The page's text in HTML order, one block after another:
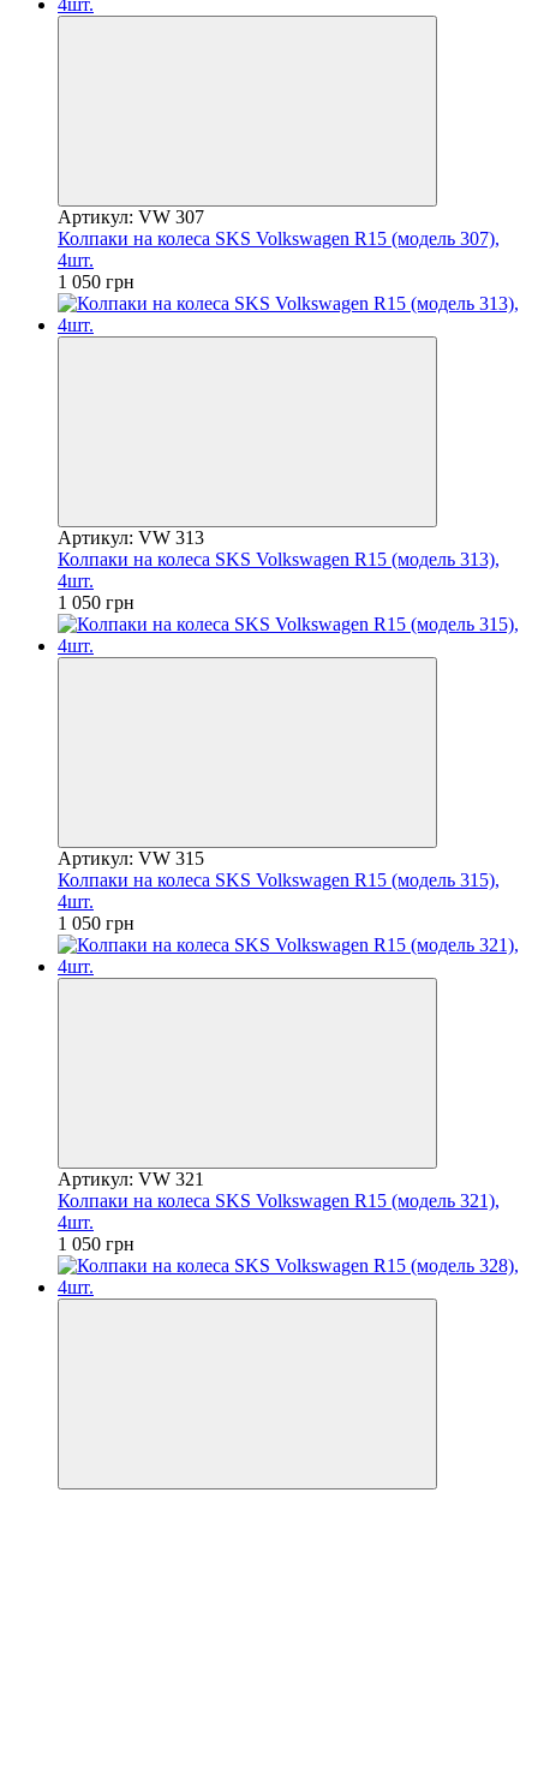
Артикул: VW 307
Колпаки на колеса SKS Volkswagen R15 (модель 307),
4шт.
1 050 грн
Артикул: VW 313
Колпаки на колеса SKS Volkswagen R15 (модель 313),
4шт.
1 050 грн
Артикул: VW 315
Колпаки на колеса SKS Volkswagen R15 (модель 315),
4шт.
1 050 грн
Артикул: VW 321
Колпаки на колеса SKS Volkswagen R15 (модель 321),
4шт.
1 050 грн